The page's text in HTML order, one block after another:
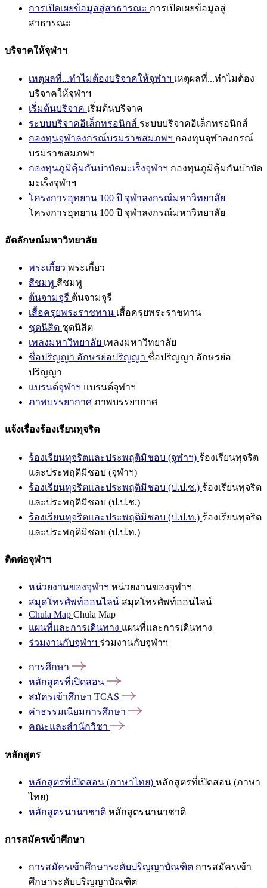
การเปิดเผยข้อมูลสู่สาธารณะ การเปิดเผยข้อมูลสู่
สาธารณะ
บริจาคให้จุฬาฯ
เหตุผลที่...ทำไมต้องบริจาคให้จุฬาฯ เหตุผลที่...ทำไมต้อง
บริจาคให้จุฬาฯ
เริ่มต้นบริจาค เริ่มต้นบริจาค
ระบบบริจาคอิเล็กทรอนิกส์ ระบบบริจาคอิเล็กทรอนิกส์
กองทุนจุฬาลงกรณ์บรมราชสมภพฯ กองทุนจุฬาลงกรณ์
บรมราชสมภพฯ
กองทุนภูมิคุ้มกันบำบัดมะเร็งจุฬาฯ กองทุนภูมิคุ้มกันบำบัด
มะเร็งจุฬาฯ
โครงการอุทยาน 100 ปี จุฬาลงกรณ์มหาวิทยาลัย
โครงการอุทยาน 100 ปี จุฬาลงกรณ์มหาวิทยาลัย
อัตลักษณ์มหาวิทยาลัย
พระเกี้ยว พระเกี้ยว
สีชมพู สีชมพู
ต้นจามจุรี ต้นจามจุรี
เสื้อครุยพระราชทาน เสื้อครุยพระราชทาน
ชุดนิสิต ชุดนิสิต
เพลงมหาวิทยาลัย เพลงมหาวิทยาลัย
ชื่อปริญญา อักษรย่อปริญญา ชื่อปริญญา อักษรย่อ
ปริญญา
แบรนด์จุฬาฯ แบรนด์จุฬาฯ
ภาพบรรยากาศ ภาพบรรยากาศ
แจ้งเรื่องร้องเรียนทุจริต
ร้องเรียนทุจริตและประพฤติมิชอบ (จุฬาฯ) ร้องเรียนทุจริต
และประพฤติมิชอบ (จุฬาฯ)
ร้องเรียนทุจริตและประพฤติมิชอบ (ป.ป.ช.) ร้องเรียนทุจริต
และประพฤติมิชอบ (ป.ป.ช.)
ร้องเรียนทุจริตและประพฤติมิชอบ (ป.ป.ท.) ร้องเรียนทุจริต
และประพฤติมิชอบ (ป.ป.ท.)
ติดต่อจุฬาฯ
หน่วยงานของจุฬาฯ หน่วยงานของจุฬาฯ
สมุดโทรศัพท์ออนไลน์ สมุดโทรศัพท์ออนไลน์
Chula Map Chula Map
แผนที่และการเดินทาง แผนที่และการเดินทาง
ร่วมงานกับจุฬาฯ ร่วมงานกับจุฬาฯ
การศึกษา
หลักสูตรที่เปิดสอน
สมัครเข้าศึกษา TCAS
ค่าธรรมเนียมการศึกษา
คณะและสำนักวิชา
หลักสูตร
หลักสูตรที่เปิดสอน (ภาษาไทย) หลักสูตรที่เปิดสอน (ภาษา
ไทย)
หลักสูตรนานาชาติ หลักสูตรนานาชาติ
การสมัครเข้าศึกษา
การสมัครเข้าศึกษาระดับปริญญาบัณฑิต การสมัครเข้า
ศึกษาระดับปริญญาบัณฑิต